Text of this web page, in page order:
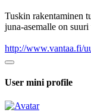
Tuskin rakentaminen
juna-asemalle on
http://www.vantaa.fi/
User mini profile